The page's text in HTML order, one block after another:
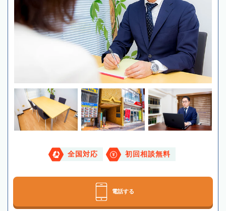
全国対応 初回相談無料
電話する